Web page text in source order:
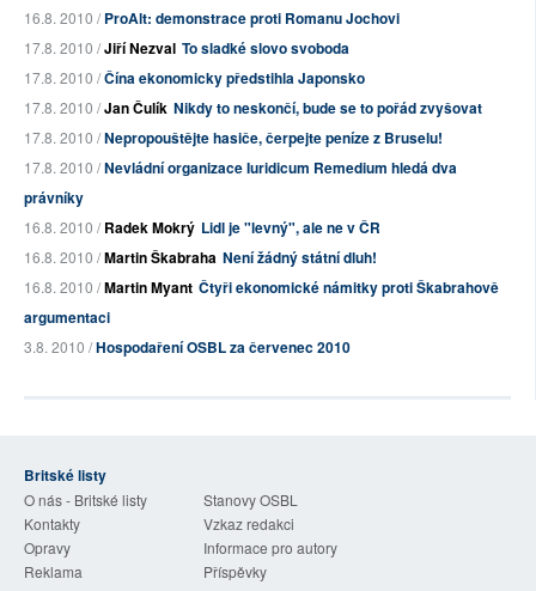
16.8. 2010 /ProAlt: demonstrace proti Romanu Jochovi
17.8. 2010 /Jiří Nezval To sladké slovo svoboda
17.8. 2010 /Čína ekonomicky předstihla Japonsko
17.8. 2010 /Jan Čulík Nikdy to neskončí, bude se to pořád zvyšovat
17.8. 2010 /Nepropouštějte hasiče, čerpejte peníze z Bruselu!
17.8. 2010 /Nevládní organizace Iuridicum Remedium hledá dva
právníky
16.8. 2010 /Radek Mokrý Lidl je "levný", ale ne v ČR
16.8. 2010 /Martin Škabraha Není žádný státní dluh!
16.8. 2010 /Martin Myant Čtyři ekonomické námitky proti Škabrahově
argumentaci
3.8. 2010 /Hospodaření OSBL za červenec 2010
Britské listy
O nás - Britské listy
Stanovy OSBL
Kontakty
Vzkaz redakci
Opravy
Informace pro autory
Reklama
Příspěvky